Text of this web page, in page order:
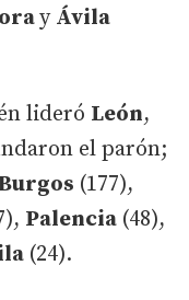
y Ávila
lideró León,
el parón;
(177),
Palencia (48),
(24).